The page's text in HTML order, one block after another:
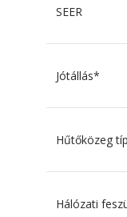
SEER
Jótállás*
Hűtőközeg
Hálózati